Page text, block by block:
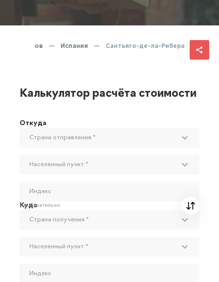
грузов — Испания — Сантьяго-де-ла-Рибера
Калькулятор расчёта стоимости
Откуда
Страна отправления *
Населенный пункт *
Индекс
Необязательно
Куда
Страна получения *
Населенный пункт *
Индекс